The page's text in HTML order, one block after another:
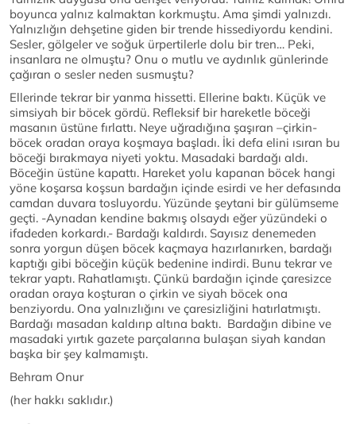
boyunca yalnız kalmaktan korkmuştu. Ama şimdi yalnızdı.
Yalnızlığın dehşetine giden bir trende hissediyordu kendini.
Sesler, gölgeler ve soğuk ürpertilerle dolu bir tren… Peki,
insanlara ne olmuştu? Onu o mutlu ve aydınlık günlerinde
çağıran o sesler neden susmuştu?
Ellerinde tekrar bir yanma hissetti. Ellerine baktı. Küçük ve
simsiyah bir böcek gördü. Refleksif bir hareketle böceği
masanın üstüne fırlattı. Neye uğradığına şaşıran –çirkin-
böcek oradan oraya koşmaya başladı. İki defa elini ısıran bu
böceği bırakmaya niyeti yoktu. Masadaki bardağı aldı.
Böceğin üstüne kapattı. Hareket yolu kapanan böcek hangi
yöne koşarsa koşsun bardağın içinde esirdi ve her defasında
camdan duvara tosluyordu. Yüzünde şeytani bir gülümseme
geçti. -Aynadan kendine bakmış olsaydı eğer yüzündeki o
ifadeden korkardı.- Bardağı kaldırdı. Sayısız denemeden
sonra yorgun düşen böcek kaçmaya hazırlanırken, bardağı
kaptığı gibi böceğin küçük bedenine indirdi. Bunu tekrar ve
tekrar yaptı. Rahatlamıştı. Çünkü bardağın içinde çaresizce
oradan oraya koşturan o çirkin ve siyah böcek ona
benziyordu. Ona yalnızlığını ve çaresizliğini hatırlatmıştı.
Bardağı masadan kaldırıp altına baktı. Bardağın dibine ve
masadaki yırtık gazete parçalarına bulaşan siyah kandan
başka bir şey kalmamıştı.
Behram Onur
(her hakkı saklıdır.)